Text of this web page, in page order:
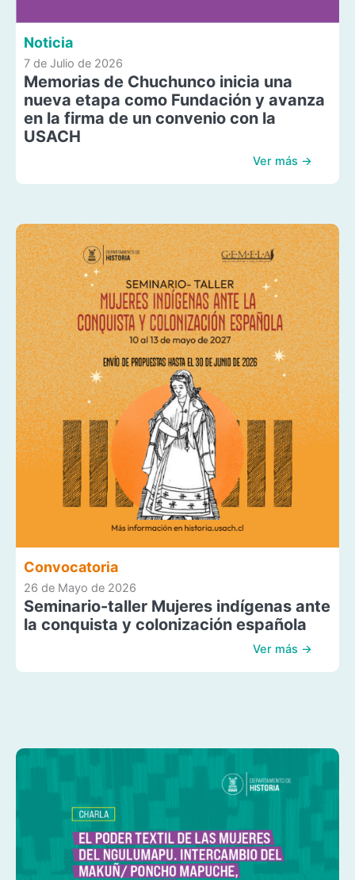
Noticia
7 de Julio de 2026
Memorias de Chuchunco inicia una
nueva etapa como Fundación y avanza
en la firma de un convenio con la
USACH
Ver más →
Convocatoria
26 de Mayo de 2026
Seminario-taller Mujeres indígenas ante
la conquista y colonización española
Ver más →